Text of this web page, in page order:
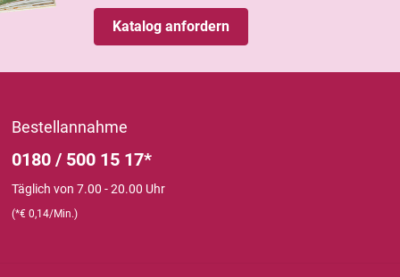
Katalog anfordern
Bestellannahme
0180 / 500 15 17*
Täglich von 7.00 - 20.00 Uhr
(*€ 0,14/Min.)